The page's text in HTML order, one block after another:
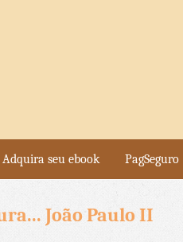
Adquira seu ebook PagSeguro
João Paulo II